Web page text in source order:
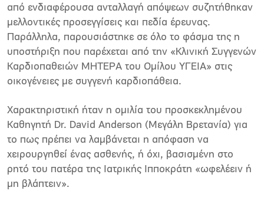
από ενδιαφέρουσα ανταλλαγή απόψεων συζητήθηκαν
μελλοντικές προσεγγίσεις και πεδία έρευνας.
Παράλληλα, παρουσιάστηκε σε όλο το φάσμα της η
υποστήριξη που παρέχεται από την «Κλινική Συγγενών
Καρδιοπαθειών ΜΗΤΕΡΑ του Ομίλου ΥΓΕΙΑ» στις
οικογένειες με συγγενή καρδιοπάθεια.
Χαρακτηριστική ήταν η ομιλία του προσκεκλημένου
Καθηγητή Dr. David Anderson (Μεγάλη Βρετανία) για
το πως πρέπει να λαμβάνεται η απόφαση να
χειρουργηθεί ένας ασθενής, ή όχι, βασισμένη στο
ρητό του πατέρα της Ιατρικής Ιπποκράτη «ωφελέειν ή
μη βλάπτειν».